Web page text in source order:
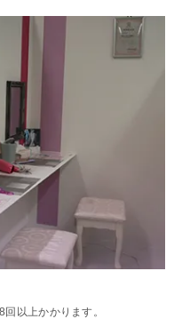
以上かかります。